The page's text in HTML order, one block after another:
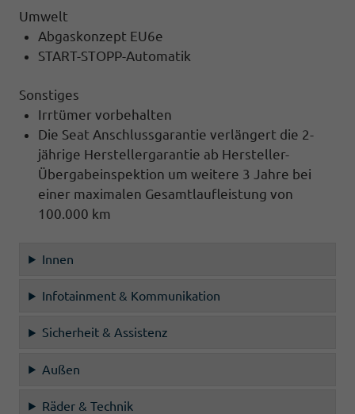
Umwelt
Abgaskonzept EU6e
START-STOPP-Automatik
Sonstiges
Irrtümer vorbehalten
Die Seat Anschlussgarantie verlängert die 2-
jährige Herstellergarantie ab Hersteller-
Übergabeinspektion um weitere 3 Jahre bei
einer maximalen Gesamtlaufleistung von
100.000 km
Innen
Infotainment & Kommunikation
Sicherheit & Assistenz
Außen
Räder & Technik